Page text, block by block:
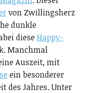
von Zwillingsherz
dunkle
dieseHappy-
Manchmal
Auszeit, mit
ein besonderer
des Jahres. Unter